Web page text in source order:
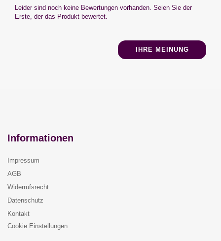
Leider sind noch keine Bewertungen vorhanden. Seien Sie der
Erste, der das Produkt bewertet.
IHRE MEINUNG
Informationen
Impressum
AGB
Widerrufsrecht
Datenschutz
Kontakt
Cookie Einstellungen